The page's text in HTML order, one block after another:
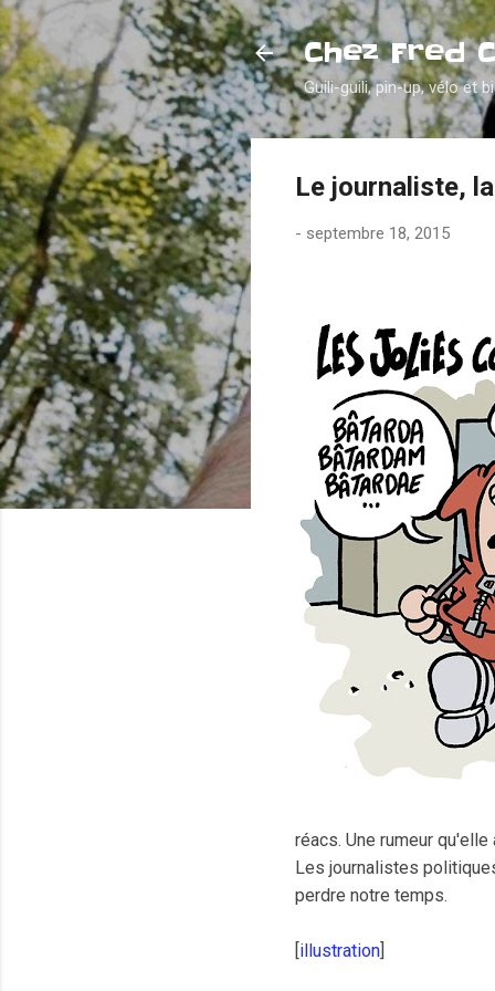
Chez Fred
Guili-guili, pin-up, vélo et
Le journaliste,
- septembre 18, 2015
réacs. Une rumeur
Les journalistes
perdre notre temps.
[illustration]